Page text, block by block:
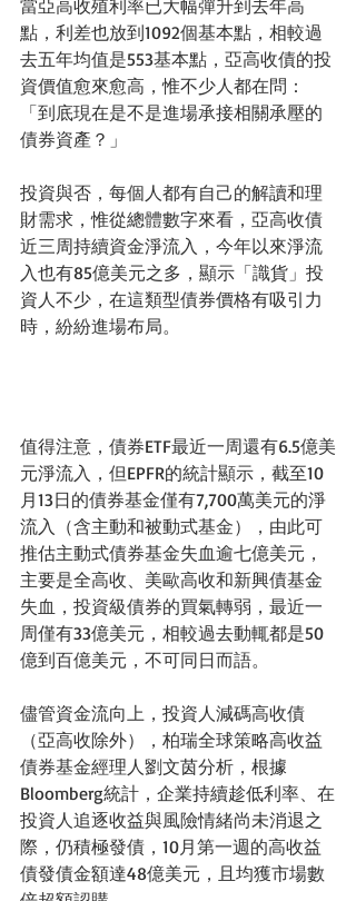
當亞高收殖利率已大幅彈升到去年高
點，利差也放到1092個基本點，相較過
去五年均值是553基本點，亞高收債的投
資價值愈來愈高，惟不少人都在問：
「到底現在是不是進場承接相關承壓的
債券資產？」
投資與否，每個人都有自己的解讀和理
財需求，惟從總體數字來看，亞高收債
近三周持續資金淨流入，今年以來淨流
入也有85億美元之多，顯示「識貨」投
資人不少，在這類型債券價格有吸引力
時，紛紛進場布局。
值得注意，債券ETF最近一周還有6.5億美
元淨流入，但EPFR的統計顯示，截至10
月13日的債券基金僅有7,700萬美元的淨
流入（含主動和被動式基金），由此可
推估主動式債券基金失血逾七億美元，
主要是全高收、美歐高收和新興債基金
失血，投資級債券的買氣轉弱，最近一
周僅有33億美元，相較過去動輒都是50
億到百億美元，不可同日而語。
儘管資金流向上，投資人減碼高收債
（亞高收除外），柏瑞全球策略高收益
債券基金經理人劉文茵分析，根據
Bloomberg統計，企業持續趁低利率、在
投資人追逐收益與風險情緒尚未消退之
際，仍積極發債，10月第一週的高收益
債發債金額達48億美元，且均獲市場數